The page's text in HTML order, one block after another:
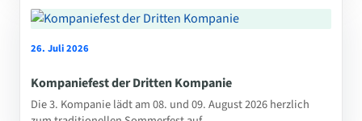
26. Juli 2026
Kompaniefest der Dritten Kompanie
Die 3. Kompanie lädt am 08. und 09. August 2026 herzlich